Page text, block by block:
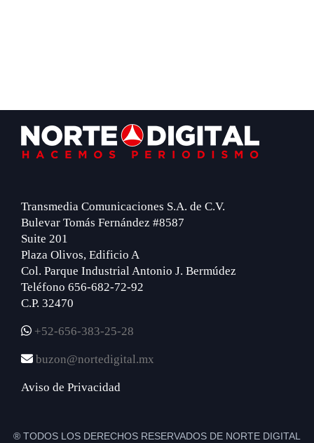
Footer
Transmedia Comunicaciones S.A. de C.V.
Bulevar Tomás Fernández #8587
Suite 201
Plaza Olivos, Edificio A
Col. Parque Industrial Antonio J. Bermúdez
Teléfono 656-682-72-92
C.P. 32470
+52-656-383-25-28
buzon@nortedigital.mx
Aviso de Privacidad
® TODOS LOS DERECHOS RESERVADOS DE NORTE DIGITAL